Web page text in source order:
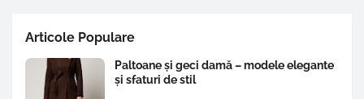
Articole Populare
Paltoane și geci damă – modele elegante
și sfaturi de stil